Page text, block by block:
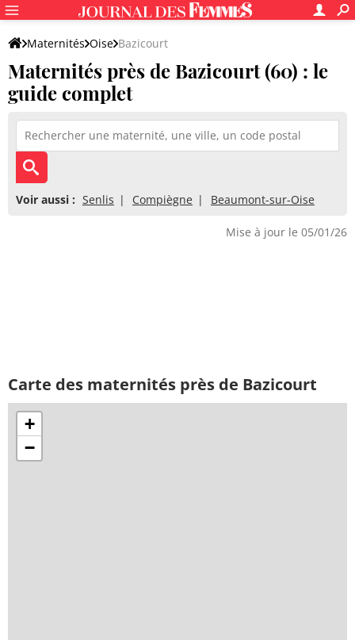
Maternités Oise Bazicourt
Maternités près de Bazicourt (60) : le
guide complet
Voir aussi : Senlis Compiègne Beaumont-sur-Oise
Mise à jour le 05/01/26
Carte des maternités près de Bazicourt
+
−